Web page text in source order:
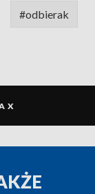
#odbierak
X